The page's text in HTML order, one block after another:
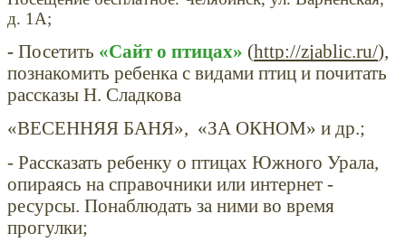
д. 1А;
- Посетить «Сайт о птицах» (http://zjablic.ru/),
познакомить ребенка с видами птиц и почитать
рассказы Н. Сладкова
«ВЕСЕННЯЯ БАНЯ», «ЗА ОКНОМ» и др.;
- Рассказать ребенку о птицах Южного Урала,
опираясь на справочники или интернет -
ресурсы. Понаблюдать за ними во время
прогулки;